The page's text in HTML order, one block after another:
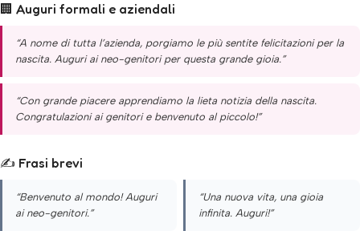
🏢 Auguri formali e aziendali
“A nome di tutta l’azienda, porgiamo le più sentite felicitazioni per la
nascita. Auguri ai neo-genitori per questa grande gioia.”
“Con grande piacere apprendiamo la lieta notizia della nascita.
Congratulazioni ai genitori e benvenuto al piccolo!”
✍️ Frasi brevi
“Benvenuto al mondo! Auguri
ai neo-genitori.”
“Una nuova vita, una gioia
infinita. Auguri!”